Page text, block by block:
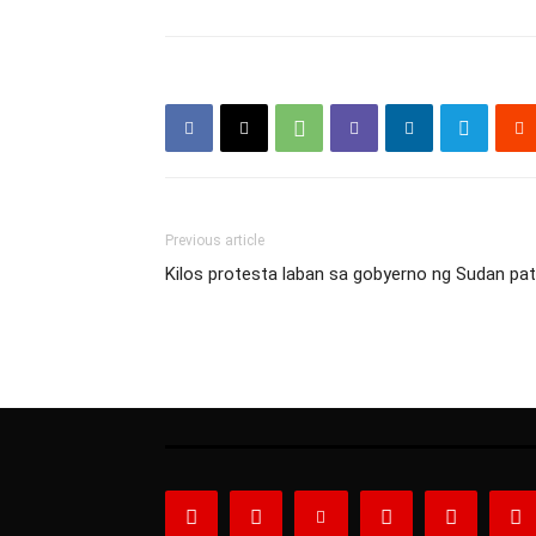
Previous article
Kilos protesta laban sa gobyerno ng Sudan